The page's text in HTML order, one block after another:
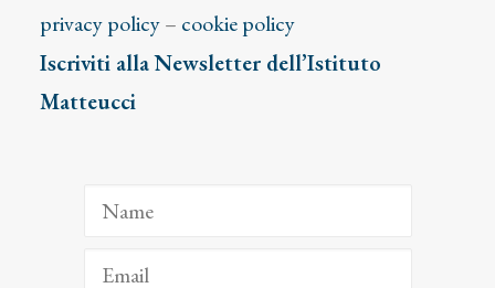
privacy policy– cookie policy
Iscriviti alla Newsletter dell’Istituto
Matteucci